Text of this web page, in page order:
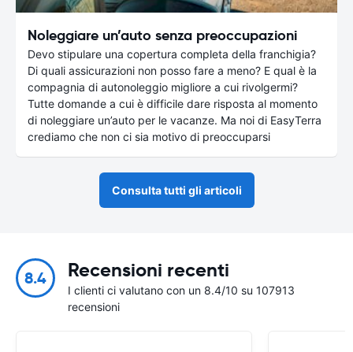
Noleggiare un’auto senza preoccupazioni
Devo stipulare una copertura completa della franchigia?
Di quali assicurazioni non posso fare a meno? E qual è la
compagnia di autonoleggio migliore a cui rivolgermi?
Tutte domande a cui è difficile dare risposta al momento
di noleggiare un’auto per le vacanze. Ma noi di EasyTerra
crediamo che non ci sia motivo di preoccuparsi
Consulta tutti gli articoli
8.4 Recensioni recenti
I clienti ci valutano con un 8.4/10 su 107913
recensioni